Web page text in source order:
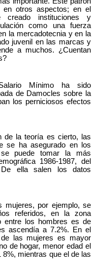
en otros aspectos; en el
creado instituciones y
como una fuerza
la mercadotecnia y en la
juvenil en las marcas y
a muchos. ¿Cuentan
Mínimo ha sido
de Damocles sobre la
los perniciosos efectos
de la teoría es cierto, las
se ha asegurado en los
se puede tomar la más
1986-1987, del
De ella salen los datos
mujeres, por ejemplo, se
referidos, en la zona
entre los hombres es de
ascendía a 7.2%. En el
las mujeres es mayor
de hogar, menor edad el
mientras que el de las